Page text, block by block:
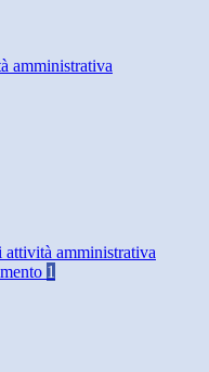
amministrativa
attività amministrativa
1